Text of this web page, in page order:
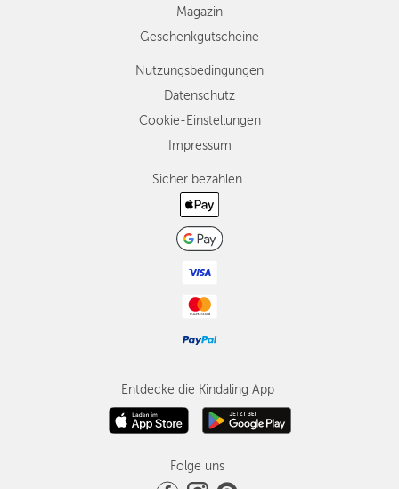
Magazin
Geschenkgutscheine
Nutzungsbedingungen
Datenschutz
Cookie-Einstellungen
Impressum
Sicher bezahlen
Entdecke die Kindaling App
Folge uns